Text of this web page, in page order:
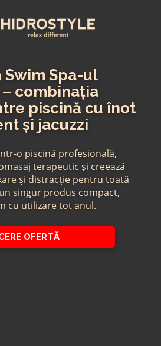
Swim Spa-ul
combinația
piscină cu înot
și jacuzzi
o piscină profesională,
terapeutic și creează
și distracție pentru toată
singur produs compact,
cu utilizare tot anul.
OFERTĂ